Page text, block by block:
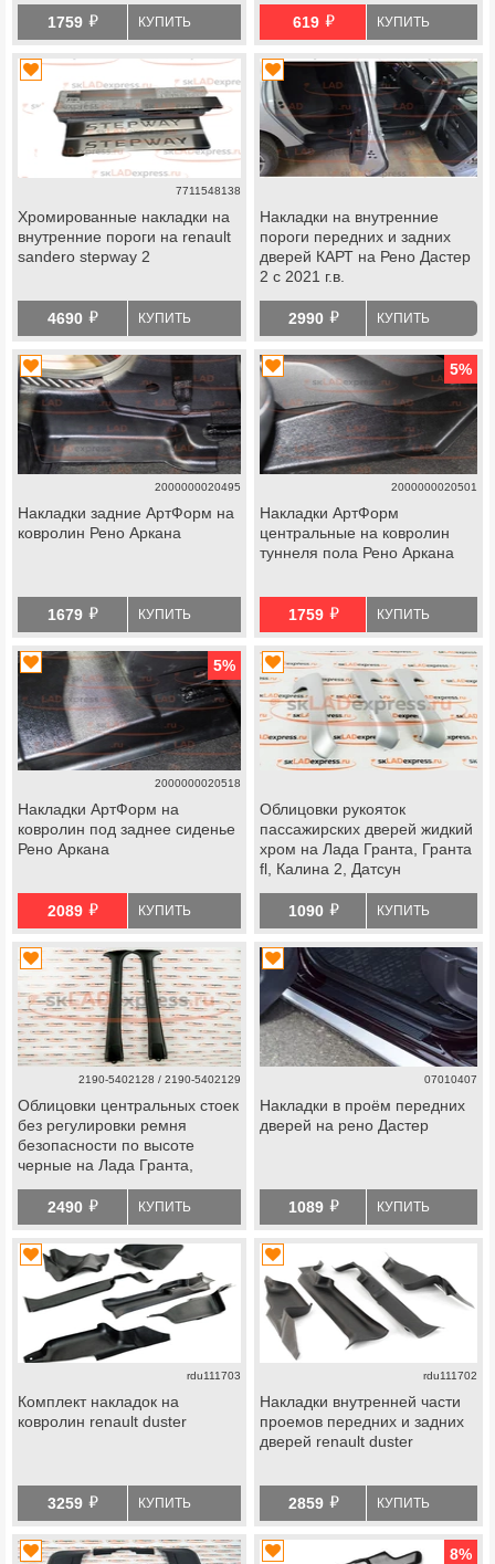
1759 й КУПИТЬ 619 й КУПИТЬ
7711548138
Хромированные накладки на
внутренние пороги на renault
sandero stepway 2
4690 й КУПИТЬ
Накладки на внутренние
пороги передних и задних
дверей КАРТ на Рено Дастер
2 с 2021 г.в.
2990 й КУПИТЬ
2000000020495
Накладки задние АртФорм на
ковролин Рено Аркана
1679 й КУПИТЬ
5%
2000000020501
Накладки АртФорм
центральные на ковролин
туннеля пола Рено Аркана
1759 й КУПИТЬ
5%
2000000020518
Накладки АртФорм на
ковролин под заднее сиденье
Рено Аркана
2089 й КУПИТЬ
Облицовки рукояток
пассажирских дверей жидкий
хром на Лада Гранта, Гранта
fl, Калина 2, Датсун
1090 й КУПИТЬ
2190-5402128 / 2190-5402129
Облицовки центральных стоек
без регулировки ремня
безопасности по высоте
черные на Лада Гранта,
2490 й КУПИТЬ
07010407
Накладки в проём передних
дверей на рено Дастер
1089 й КУПИТЬ
rdu111703
Комплект накладок на
ковролин renault duster
3259 й КУПИТЬ
rdu111702
Накладки внутренней части
проемов передних и задних
дверей renault duster
2859 й КУПИТЬ
8%